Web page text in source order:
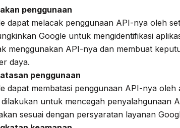
penggunaan
dapat melacak penggunaan API-nya oleh
Google untuk mengidentifikasi
menggunakan API-nya dan membuat
daya.
penggunaan
dapat membatasi penggunaan API-nya
untuk mencegah penyalahgunaan
sesuai dengan persyaratan layanan